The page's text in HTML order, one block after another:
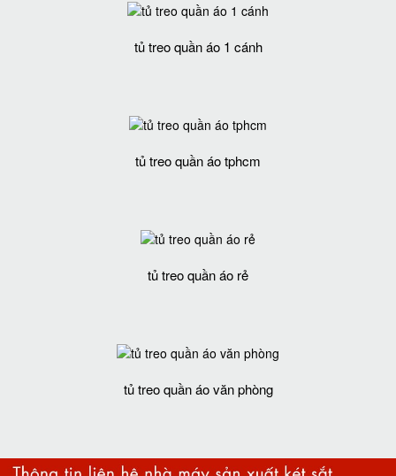
tủ treo quần áo 1 cánh
tủ treo quần áo tphcm
tủ treo quần áo rẻ
tủ treo quần áo văn phòng